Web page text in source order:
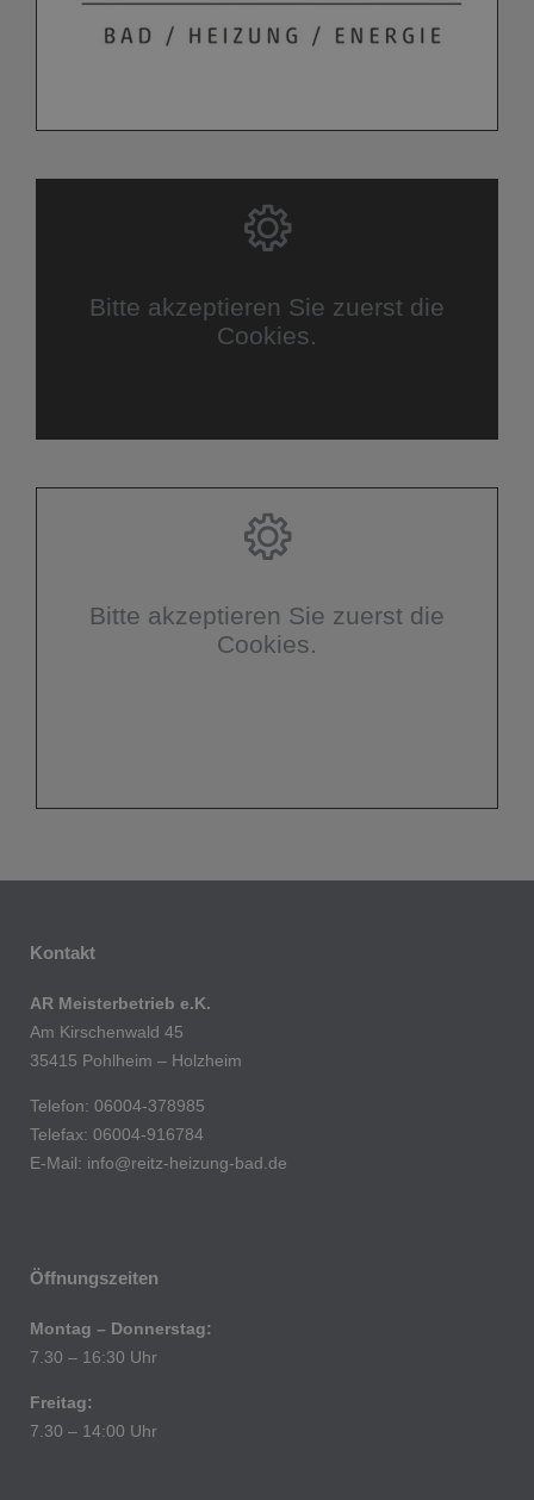
Bitte akzeptieren Sie zuerst die
Cookies.
Bitte akzeptieren Sie zuerst die
Cookies.
Kontakt
AR Meisterbetrieb e.K.
Am Kirschenwald 45
35415 Pohlheim – Holzheim
Telefon: 06004-378985
Telefax: 06004-916784
E-Mail: info@reitz-heizung-bad.de
Öffnungszeiten
Montag – Donnerstag:
7.30 – 16:30 Uhr
Freitag:
7.30 – 14:00 Uhr